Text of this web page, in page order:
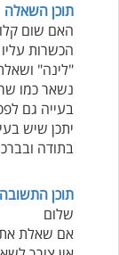
תוכן השאלה
האם שום
הכשרות
"לינה"
נשאר כמו
בעייה גם
יתכן שיש
בתודה
תוכן התשובה
שלום
אם שאלת את